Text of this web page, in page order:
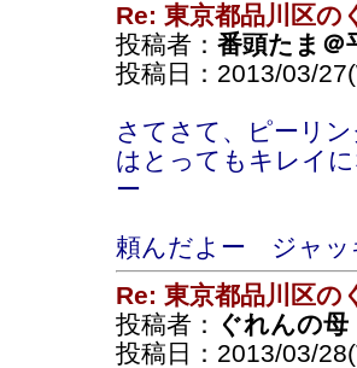
Re: 東京都品川区の
投稿者： 番頭たま＠
投稿日：2013/03/
さてさて、ピーリ
はとってもキレイ
ー
頼んだよー ジャッ
Re: 東京都品川区の
投稿者：
ぐれんの母
投稿日：2013/03/